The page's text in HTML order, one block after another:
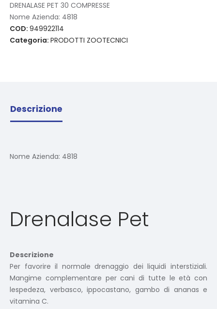
DRENALASE PET 30 COMPRESSE
Nome Azienda: 4818
COD: 949922114
Categoria: PRODOTTI ZOOTECNICI
Descrizione
Nome Azienda: 4818
Drenalase Pet
Descrizione
Per favorire il normale drenaggio dei liquidi interstiziali.
Mangime complementare per cani di tutte le età con
lespedeza, verbasco, ippocastano, gambo di ananas e
vitamina C.